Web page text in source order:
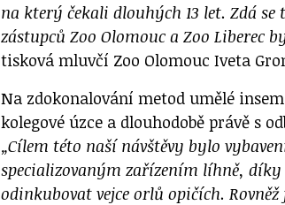
na který čekali dlouhých 13 let. Zdá se
zástupců Zoo Olomouc a Zoo Liberec
tisková mluvčí Zoo Olomouc Iveta
Na zdokonalování metod umělé
kolegové úzce a dlouhodobě právě s
„Cílem této naší návštěvy bylo
specializovaným zařízením líhně, díky
odinkubovat vejce orlů opičích.